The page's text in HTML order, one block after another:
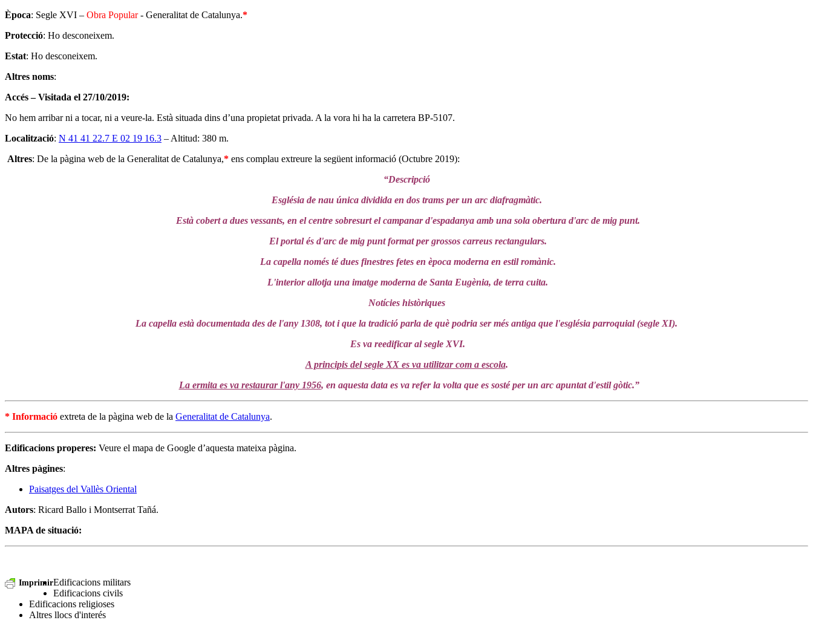
Època: Segle XVI – Obra Popular- Generalitat de Catalunya.*
Protecció: Ho desconeixem.
Estat: Ho desconeixem.
Altres noms:
Accés – Visitada el 27/10/2019:
No hem arribar ni a tocar, ni a veure-la. Està situada dins d’una propietat privada. A la vora hi ha la carretera BP-5107.
Localització: N 41 41 22.7 E 02 19 16.3 – Altitud: 380 m.
Altres: De la pàgina web de la Generalitat de Catalunya,* ens complau extreure la següent informació (Octubre 2019):
“Descripció
Església de nau única dividida en dos trams per un arc diafragmàtic.
Està cobert a dues vessants, en el centre sobresurt el campanar d'espadanya amb una sola obertura d'arc de mig punt.
El portal és d'arc de mig punt format per grossos carreus rectangulars.
La capella només té dues finestres fetes en època moderna en estil romànic.
L'interior allotja una imatge moderna de Santa Eugènia, de terra cuita.
Notícies històriques
La capella està documentada des de l'any 1308, tot i que la tradició parla de què podria ser més antiga que l'església parroquial (segle XI).
Es va reedificar al segle XVI.
A principis del segle XX es va utilitzar com a escola.
La ermita es va restaurar l'any 1956, en aquesta data es va refer la volta que es sosté per un arc apuntat d'estil gòtic.”
* Informació extreta de la pàgina web de la Generalitat de Catalunya.
Edificacions properes: Veure el mapa de Google d’aquesta mateixa pàgina.
Altres pàgines:
Paisatges del Vallès Oriental
Autors: Ricard Ballo i Montserrat Tañá.
MAPA de situació:
ImprimirEdificacions militars
Edificacions civils
Edificacions religioses
Altres llocs d'interés